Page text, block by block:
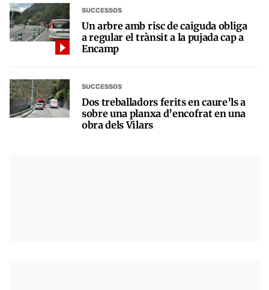
SUCCESSOS
Un arbre amb risc de caiguda obliga
a regular el trànsit a la pujada cap a
Encamp
SUCCESSOS
Dos treballadors ferits en caure’ls a
sobre una planxa d’encofrat en una
obra dels Vilars